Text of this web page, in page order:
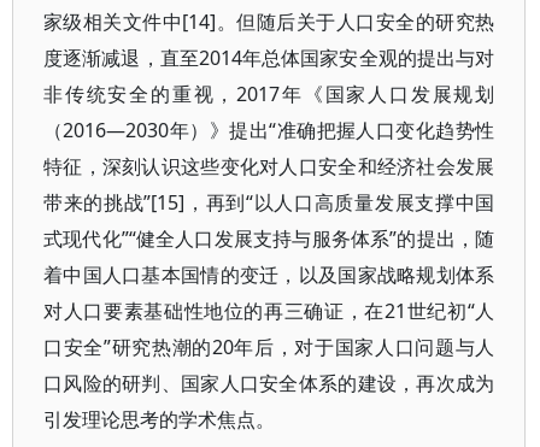
家级相关文件中[14]。但随后关于人口安全的研究热
度逐渐减退，直至2014年总体国家安全观的提出与对
非传统安全的重视，2017年《国家人口发展规划
（2016—2030年）》提出“准确把握人口变化趋势性
特征，深刻认识这些变化对人口安全和经济社会发展
带来的挑战”[15]，再到“以人口高质量发展支撑中国
式现代化”“健全人口发展支持与服务体系”的提出，随
着中国人口基本国情的变迁，以及国家战略规划体系
对人口要素基础性地位的再三确证，在21世纪初“人
口安全”研究热潮的20年后，对于国家人口问题与人
口风险的研判、国家人口安全体系的建设，再次成为
引发理论思考的学术焦点。